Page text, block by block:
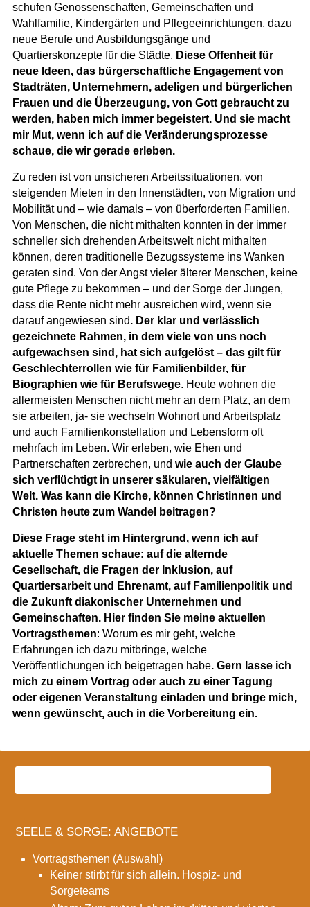
schufen Genossenschaften, Gemeinschaften und
Wahlfamilie, Kindergärten und Pflegeeinrichtungen, dazu
neue Berufe und Ausbildungsgänge und
Quartierskonzepte für die Städte. Diese Offenheit für
neue Ideen, das bürgerschaftliche Engagement von
Stadträten, Unternehmern, adeligen und bürgerlichen
Frauen und die Überzeugung, von Gott gebraucht zu
werden, haben mich immer begeistert. Und sie macht
mir Mut, wenn ich auf die Veränderungsprozesse
schaue, die wir gerade erleben.
Zu reden ist von unsicheren Arbeitssituationen, von
steigenden Mieten in den Innenstädten, von Migration und
Mobilität und – wie damals – von überforderten Familien.
Von Menschen, die nicht mithalten konnten in der immer
schneller sich drehenden Arbeitswelt nicht mithalten
können, deren traditionelle Bezugssysteme ins Wanken
geraten sind. Von der Angst vieler älterer Menschen, keine
gute Pflege zu bekommen – und der Sorge der Jungen,
dass die Rente nicht mehr ausreichen wird, wenn sie
darauf angewiesen sind. Der klar und verlässlich
gezeichnete Rahmen, in dem viele von uns noch
aufgewachsen sind, hat sich aufgelöst – das gilt für
Geschlechterrollen wie für Familienbilder, für
Biographien wie für Berufswege. Heute wohnen die
allermeisten Menschen nicht mehr an dem Platz, an dem
sie arbeiten, ja- sie wechseln Wohnort und Arbeitsplatz
und auch Familienkonstellation und Lebensform oft
mehrfach im Leben. Wir erleben, wie Ehen und
Partnerschaften zerbrechen, und wie auch der Glaube
sich verflüchtigt in unserer säkularen, vielfältigen
Welt. Was kann die Kirche, können Christinnen und
Christen heute zum Wandel beitragen?
Diese Frage steht im Hintergrund, wenn ich auf
aktuelle Themen schaue: auf die alternde
Gesellschaft, die Fragen der Inklusion, auf
Quartiersarbeit und Ehrenamt, auf Familienpolitik und
die Zukunft diakonischer Unternehmen und
Gemeinschaften. Hier finden Sie meine aktuellen
Vortragsthemen: Worum es mir geht, welche
Erfahrungen ich dazu mitbringe, welche
Veröffentlichungen ich beigetragen habe. Gern lasse ich
mich zu einem Vortrag oder auch zu einer Tagung
oder eigenen Veranstaltung einladen und bringe mich,
wenn gewünscht, auch in die Vorbereitung ein.
SEELE & SORGE: ANGEBOTE
Vortragsthemen (Auswahl)
Keiner stirbt für sich allein. Hospiz- und
Sorgeteams